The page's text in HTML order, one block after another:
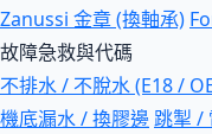
Zanussi 金章 (換軸承)
故障急救與代碼
不排水 / 不脫水 (E18 /
機底漏水 / 換膠邊跳掣 /